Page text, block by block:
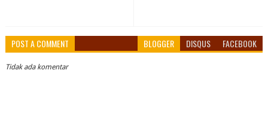
POST A COMMENT BLOGGER DISQUS FACEBOOK
Tidak ada komentar